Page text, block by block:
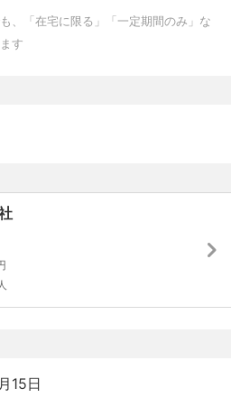
改善や業務改善などの提案の実
証で挑戦できる！
当たり前」にするフェーズ
ールではなく「次世代の業務イ
画、営業分析等）を共に考案・
、「在宅に限る」「一定期間のみ」な
す
15日